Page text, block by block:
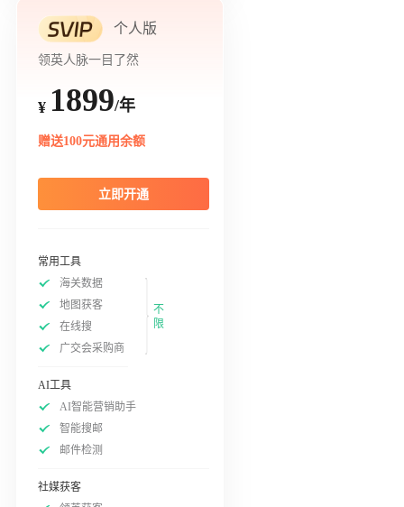
个人版
领英人脉一目了然
¥ 1899/年
赠送100元通用余额
立即开通
常用工具
海关数据
地图获客
在线搜
广交会采购商
不
限
AI工具
AI智能营销助手
智能搜邮
邮件检测
社媒获客